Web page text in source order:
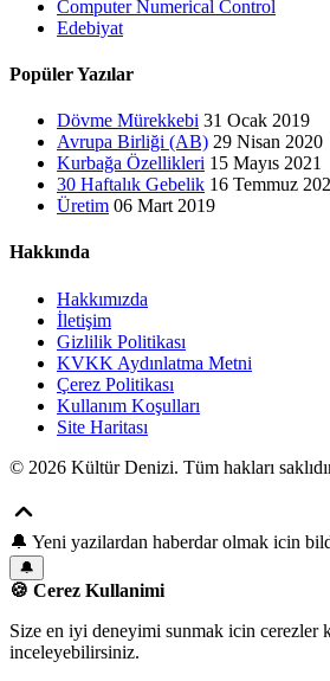
Computer Numerical Control
Edebiyat
Popüler Yazılar
Dövme Mürekkebi 31 Ocak 2019
Avrupa Birliği (AB) 29 Nisan 2020
Kurbağa Özellikleri 15 Mayıs 2021
30 Haftalık Gebelik 16 Temmuz
Üretim 06 Mart 2019
Hakkında
Hakkımızda
İletişim
Gizlilik Politikası
KVKK Aydınlatma Metni
Çerez Politikası
Kullanım Koşulları
Site Haritası
© 2026 Kültür Denizi. Tüm hakları
🔔 Yeni yazilardan haberdar olmak icin
🔔
🍪 Cerez Kullanimi
Size en iyi deneyimi sunmak icin
inceleyebilirsiniz.